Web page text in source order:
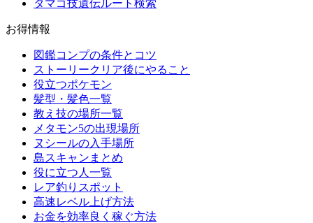
タマゴ技遺伝ルート検索
お得情報
図鑑コンプの条件とコツ
ストーリークリア後にやること
役立つポケモン
髪型・髪色一覧
教え技の場所一覧
メタモン5の出現場所
ヌシールの入手場所
島スキャンまとめ
役に立つ人一覧
レア釣りスポット
高速レベル上げ方法
お金を効率良く稼ぐ方法